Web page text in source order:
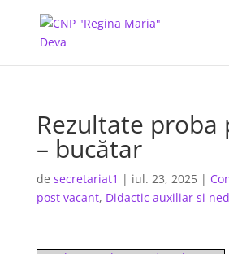
Rezultate proba
– bucătar
de secretariat1 | iul. 23, 2025|
post vacant, Didactic auxiliar si